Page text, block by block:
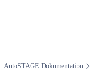
Auto​STAGE Dokumentation